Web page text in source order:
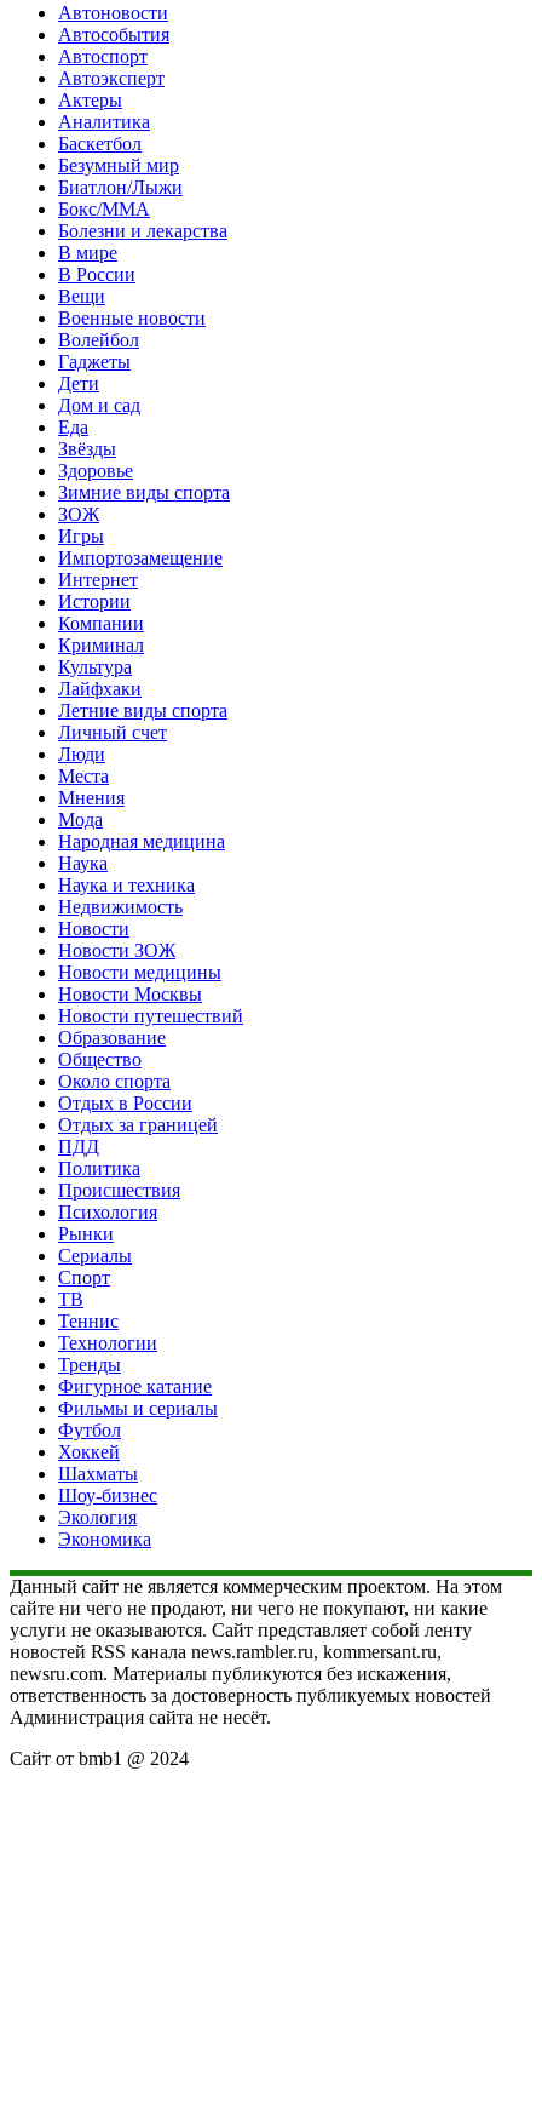
Автоновости
Автособытия
Автоспорт
Автоэксперт
Актеры
Аналитика
Баскетбол
Безумный мир
Биатлон/Лыжи
Бокс/MMA
Болезни и лекарства
В мире
В России
Вещи
Военные новости
Волейбол
Гаджеты
Дети
Дом и сад
Еда
Звёзды
Здоровье
Зимние виды спорта
ЗОЖ
Игры
Импортозамещение
Интернет
Истории
Компании
Криминал
Культура
Лайфхаки
Летние виды спорта
Личный счет
Люди
Места
Мнения
Мода
Народная медицина
Наука
Наука и техника
Недвижимость
Новости
Новости ЗОЖ
Новости медицины
Новости Москвы
Новости путешествий
Образование
Общество
Около спорта
Отдых в России
Отдых за границей
ПДД
Политика
Происшествия
Психология
Рынки
Сериалы
Спорт
ТВ
Теннис
Технологии
Тренды
Фигурное катание
Фильмы и сериалы
Футбол
Хоккей
Шахматы
Шоу-бизнес
Экология
Экономика
Данный сайт не является коммерческим проектом. На этом
сайте ни чего не продают, ни чего не покупают, ни какие
услуги не оказываются. Сайт представляет собой ленту
новостей RSS канала news.rambler.ru, kommersant.ru,
newsru.com. Материалы публикуются без искажения,
ответственность за достоверность публикуемых новостей
Администрация сайта не несёт.
Сайт от bmb1 @ 2024